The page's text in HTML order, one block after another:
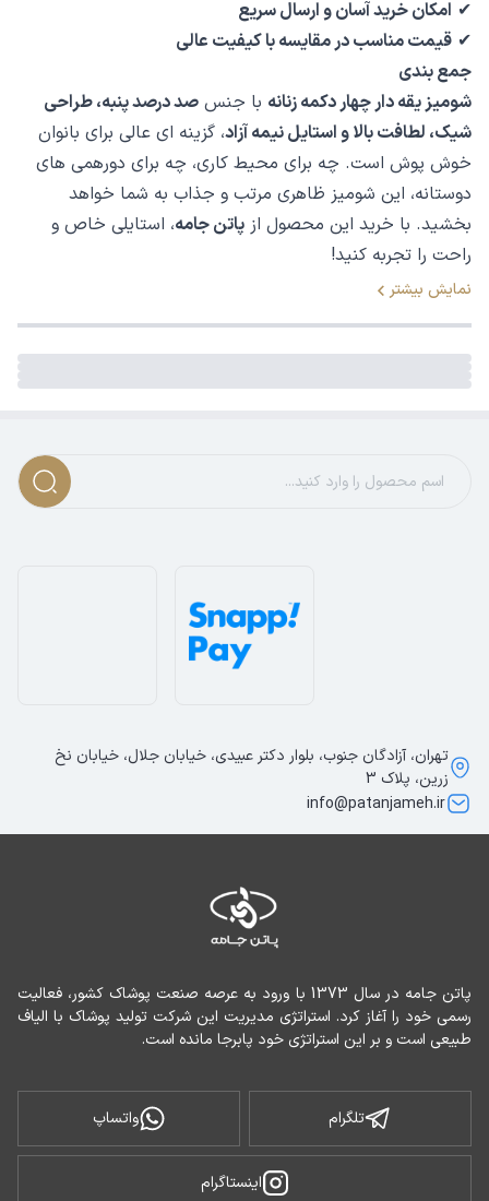
✔ امکان خرید آسان و ارسال سریع
✔ قیمت مناسب در مقایسه با کیفیت عالی
جمع بندی
شومیز یقه دار چهار دکمه زنانه با جنس صد درصد پنبه، طراحی
شیک، لطافت بالا و استایل نیمه آزاد، گزینه ای عالی برای بانوان
خوش پوش است. چه برای محیط کاری، چه برای دورهمی های
دوستانه، این شومیز ظاهری مرتب و جذاب به شما خواهد
بخشید. با خرید این محصول از پاتن جامه، استایلی خاص و
راحت را تجربه کنید!
نمایش بیشتر
طبیعی است و بر این استراتژی خود پابرجا مانده است.
تلگرام واتساپ
اینستاگرام
تهران، آزادگان جنوب، بلوار دکتر عبیدی، خیابان جلال، خیابان نخ
زرین، پلاک 3
info@patanjameh.ir